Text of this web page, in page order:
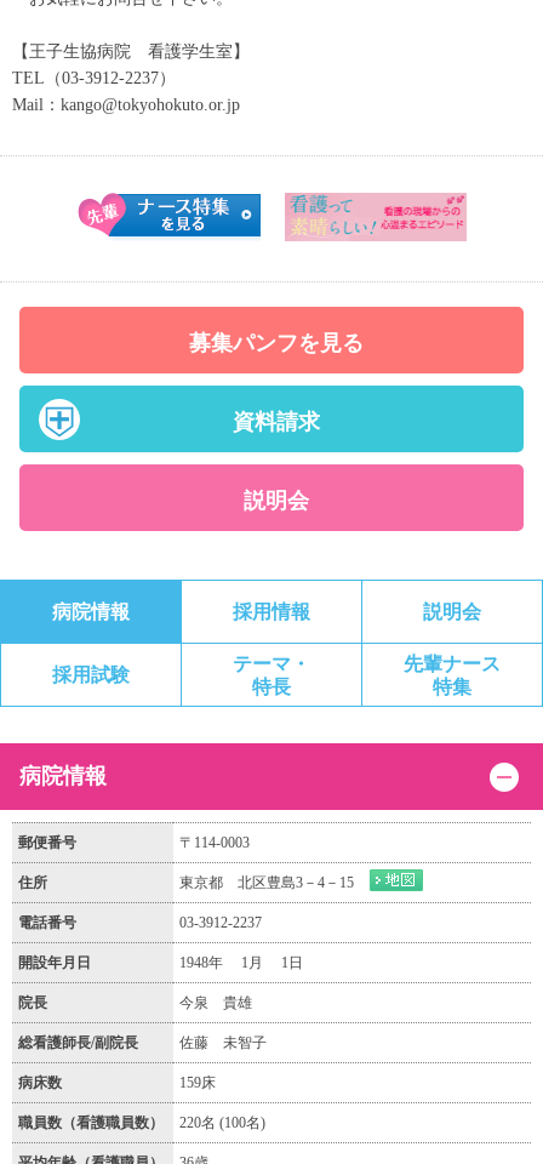
【王子生協病院 看護学生室】
TEL（03-3912-2237）
Mail：kango@tokyohokuto.or.jp
募集パンフを見る
資料請求
説明会
病院情報 採用情報 説明会
採用試験
テーマ・
特長
先輩ナース
特集
病院情報
郵便番号 〒114-0003
住所 東京都 北区豊島3－4－15
電話番号 03-3912-2237
開設年月日 1948年 1月 1日
院長 今泉 貴雄
総看護師長/副院長 佐藤 未智子
病床数 159床
職員数（看護職員数） 220名 (100名)